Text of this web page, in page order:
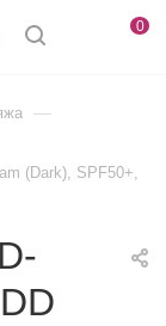
0
—
(Dark), SPF50+,